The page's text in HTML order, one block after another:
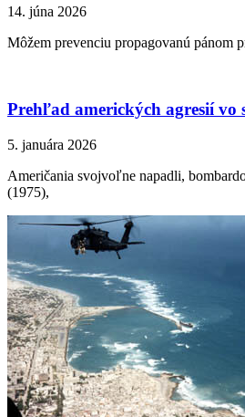
14. júna 2026
Môžem prevenciu propagovanú pánom
Prehľad amerických agresií vo
5. januára 2026
Američania svojvoľne napadli,
(1975),